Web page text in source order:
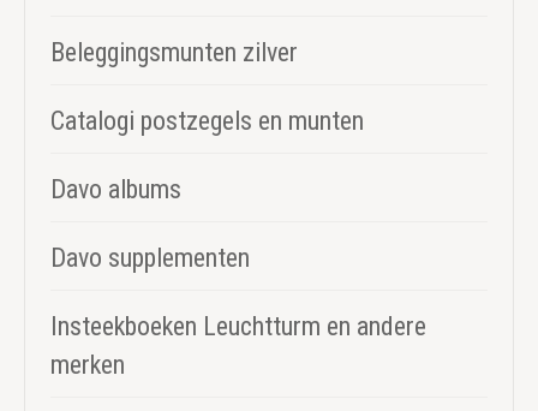
Beleggingsmunten zilver
Catalogi postzegels en munten
Davo albums
Davo supplementen
Insteekboeken Leuchtturm en andere
merken